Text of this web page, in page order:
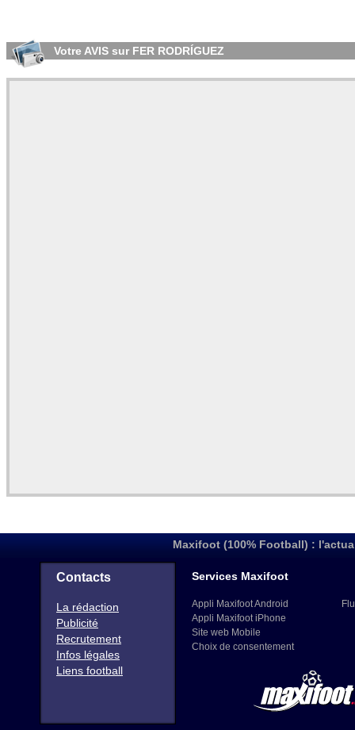
Votre AVIS sur FER RODRÍGUEZ
Maxifoot (100% Football) :
Contacts
La rédaction
Publicité
Recrutement
Infos légales
Liens football
Services Maxifoot
Appli Maxifoot Android
Appli Maxifoot iPhone
Site web Mobile
Choix de consentement